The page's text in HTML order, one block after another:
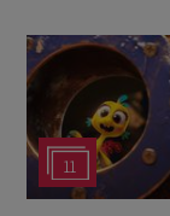
11